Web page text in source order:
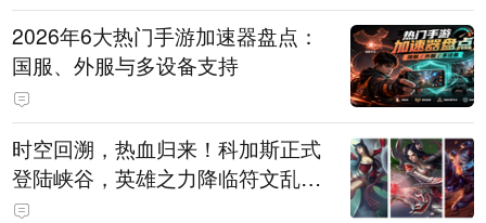
2026年6大热门手游加速器盘点：
国服、外服与多设备支持
时空回溯，热血归来！科加斯正式
登陆峡谷，英雄之力降临符文乱
斗！